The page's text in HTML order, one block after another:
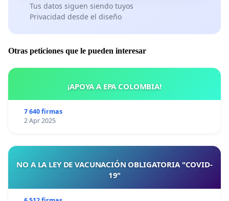
Tus datos siguen siendo tuyos
Privacidad desde el diseño
Otras peticiones que le pueden interesar
¡APOYA A EPA COLOMBIA!
7 640 firmas
2 Apr 2025
NO A LA LEY DE VACUNACIÓN OBLIGATORIA "COVID-
19"